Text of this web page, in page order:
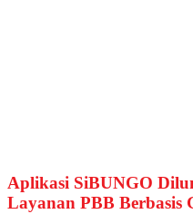
Aplikasi SiBUNGO
Layanan PBB Berbasis